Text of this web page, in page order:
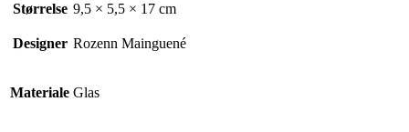
Størrelse 9,5 × 5,5 × 17 cm
Designer Rozenn Mainguené
Materiale Glas